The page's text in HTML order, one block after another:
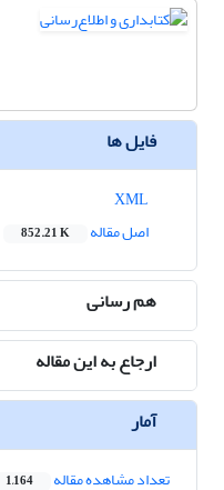
فایل ها
اصل مقاله
852.21 K
هم رسانی
ارجاع به این مقاله
آمار
تعداد مشاهده مقاله 1,164